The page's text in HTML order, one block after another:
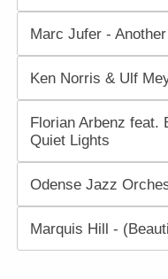
Marc Jufer -
Ken Norris & Ulf
Florian Arbenz feat.
Quiet Lights
Odense Jazz
Marquis Hill -